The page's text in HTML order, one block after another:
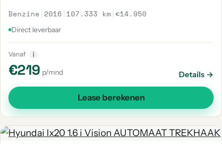
Benzine | 2016 | 107.333 km |€14.950
Direct leverbaar
Vanaf i
€219 p/mnd Details →
Lease berekenen